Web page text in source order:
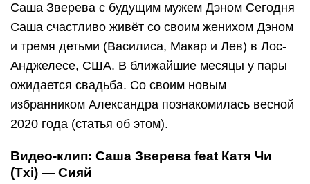
Саша Зверева с будущим мужем Дэном Сегодня
Саша счастливо живёт со своим женихом Дэном
и тремя детьми (Василиса, Макар и Лев) в Лос-
Анджелесе, США. В ближайшие месяцы у пары
ожидается свадьба. Со своим новым
избранником Александра познакомилась весной
2020 года (статья об этом).
Видео-клип: Саша Зверева feat Катя Чи
(Txi) — Сияй